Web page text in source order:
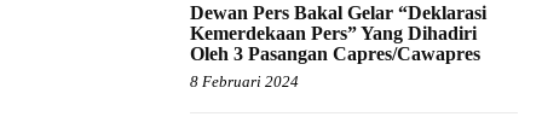
Dewan Pers Bakal Gelar “Deklarasi
Kemerdekaan Pers” Yang Dihadiri
Oleh 3 Pasangan Capres/Cawapres
8 Februari 2024